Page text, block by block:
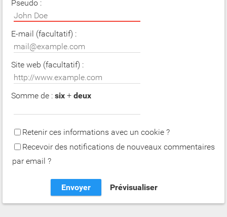
Pseudo :
E-mail (facultatif) :
Site web (facultatif) :
Somme de : six + deux
Retenir ces informations avec un cookie ?
Recevoir des notifications de nouveaux commentaires
par email ?